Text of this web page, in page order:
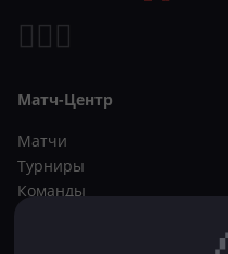
Матч-Центр
Матчи
Турниры
Команды